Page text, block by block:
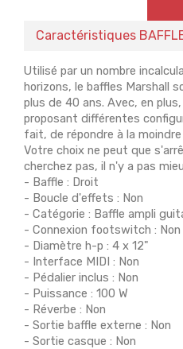
Caractéristiques
Utilisé par un nombre
horizons, le baffles Marshall
plus de 40 ans. Avec, en
proposant différentes
fait, de répondre à la
Votre choix ne peut que
cherchez pas, il n'y a pas
- Baffle : Droit
- Boucle d'effets : Non
- Catégorie : Baffle ampli
- Connexion footswitch : Non
- Diamètre h-p : 4 x 12"
- Interface MIDI : Non
- Pédalier inclus : Non
- Puissance : 100 W
- Réverbe : Non
- Sortie baffle externe : Non
- Sortie casque : Non